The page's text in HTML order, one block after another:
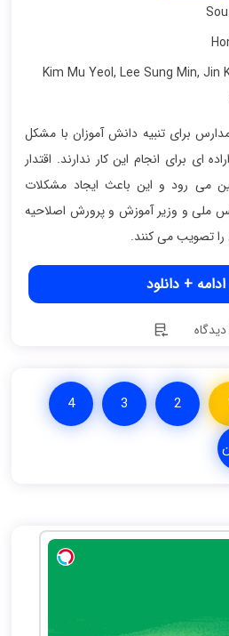
, Lee Sung Min, Jin
برای تنبیه دانش آموزان با مشکل
ای برای انجام این کار ندارند. اقتدار
می رود و این باعث ایجاد مشکلات
و وزیر آموزش و پرورش اصلاحیه
را تصویب می کنند.
ادامه + دانلود
2
3
4